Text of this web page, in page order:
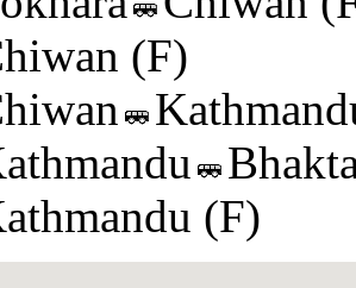
(F)
(F)